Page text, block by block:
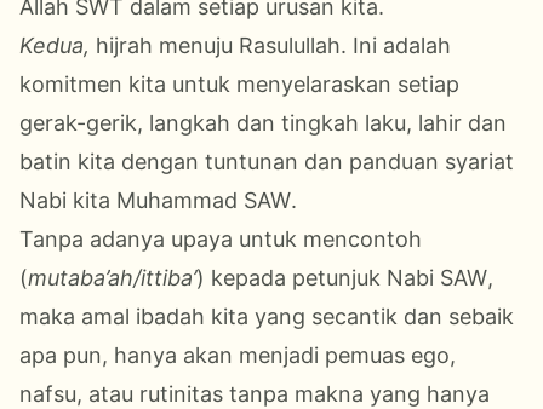
Allah SWT dalam setiap urusan kita.
Kedua, hijrah menuju Rasulullah. Ini adalah
komitmen kita untuk menyelaraskan setiap
gerak-gerik, langkah dan tingkah laku, lahir dan
batin kita dengan tuntunan dan panduan syariat
Nabi kita Muhammad SAW.
Tanpa adanya upaya untuk mencontoh
(mutaba’ah/ittiba’) kepada petunjuk Nabi SAW,
maka amal ibadah kita yang secantik dan sebaik
apa pun, hanya akan menjadi pemuas ego,
nafsu, atau rutinitas tanpa makna yang hanya